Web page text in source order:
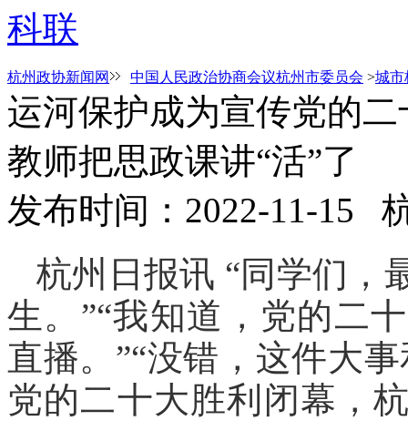
科联
杭州政协新闻网 中国人民政治协商会议杭州市委员会 >城市
运河保护成为宣传党的
教师把思政课讲“活”了
发布时间：2022-11-15
杭州日报讯 “同学们，
生。”“我知道，党的二
直播。”“没错，这件大
党的二十大胜利闭幕，